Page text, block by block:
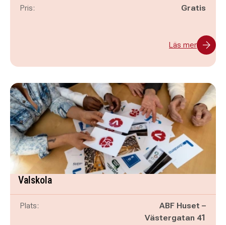
Pris: Gratis
Läs mer
Valskola
Plats:
ABF Huset –
Västergatan 41